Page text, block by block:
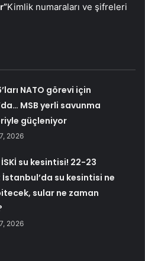
Kimlik numaraları ve şifreleri
NATO görevi için
MSB yerli savunma
güçleniyor
2026
su kesintisi! 22-23
İstanbul’da su kesintisi ne
sular ne zaman
2026